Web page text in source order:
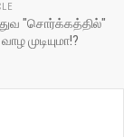
"சொர்க்கத்தில்"
முடியுமா!?